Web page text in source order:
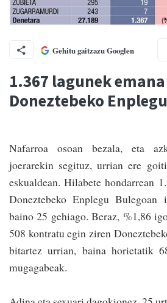
Gehitu gaitzazu Googlen
1.367 lagunek
Doneztebeko
Nafarroa osoan bezala, eta
joerarekin segituz, urrian ere
eskualdean. Hilabete honda­rrean
Doneztebeko Enplegu Bulegoan
baino 25 gehiago. Beraz, %1,86
508 kontratu egin ziren
bitartez urrian, baina horietatik
mugagabeak.